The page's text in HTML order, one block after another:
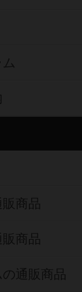
商品
商品
通販商品